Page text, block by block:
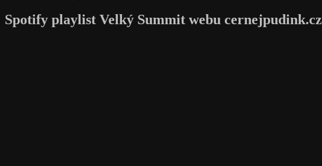
Spotify playlist Velký Summit webu cernejpudink.cz